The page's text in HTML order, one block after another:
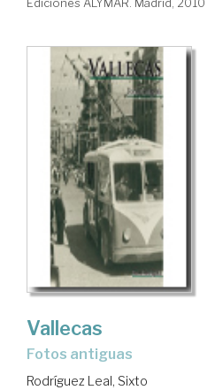
Ediciones ALYMAR. Madrid, 2010
Vallecas
fotos antiguas
Rodríguez Leal, Sixto